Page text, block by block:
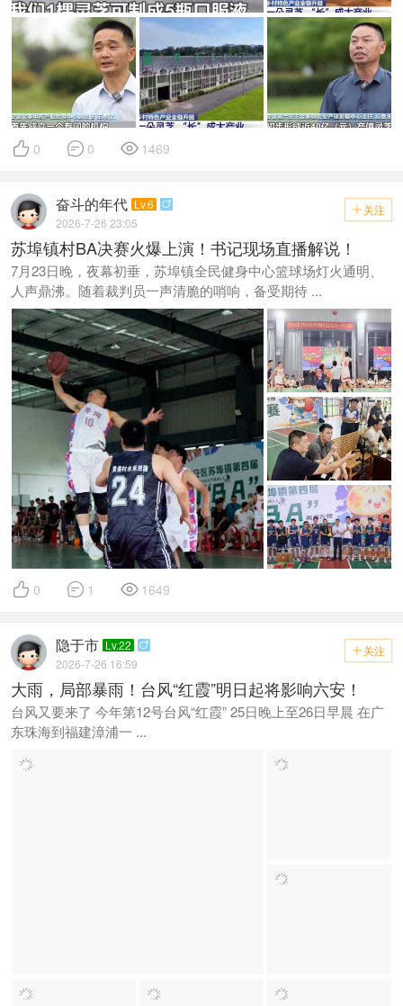
 0  0  1469
 关注
奋斗的年代 Lv.6 
2026-7-26 23:05
苏埠镇村BA决赛火爆上演！书记现场直播解说！
7月23日晚，夜幕初垂，苏埠镇全民健身中心篮球场灯火通明、
人声鼎沸。随着裁判员一声清脆的哨响，备受期待 ...
 0  1  1649
 关注
隐于市 Lv.22 
2026-7-26 16:59
大雨，局部暴雨！台风“红霞”明日起将影响六安！
台风又要来了 今年第12号台风“红霞” 25日晚上至26日早晨 在广
东珠海到福建漳浦一 ...